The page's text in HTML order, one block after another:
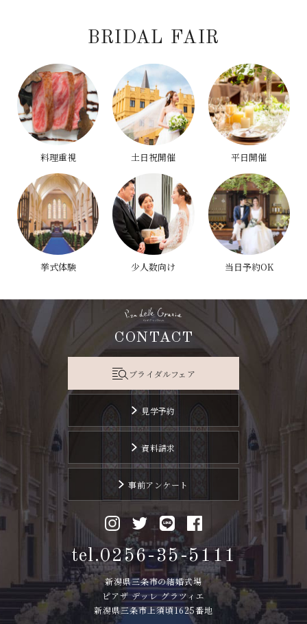
BRIDAL FAIR
料理重視 土日祝開催 平日開催
挙式体験 少人数向け 当日予約OK
CONTACT
ブライダルフェア
見学予約
資料請求
事前アンケート
tel.0256-35-5111
新潟県三条市の結婚式場
ピアザ デッレ グラツィエ
新潟県三条市上須頃1625番地